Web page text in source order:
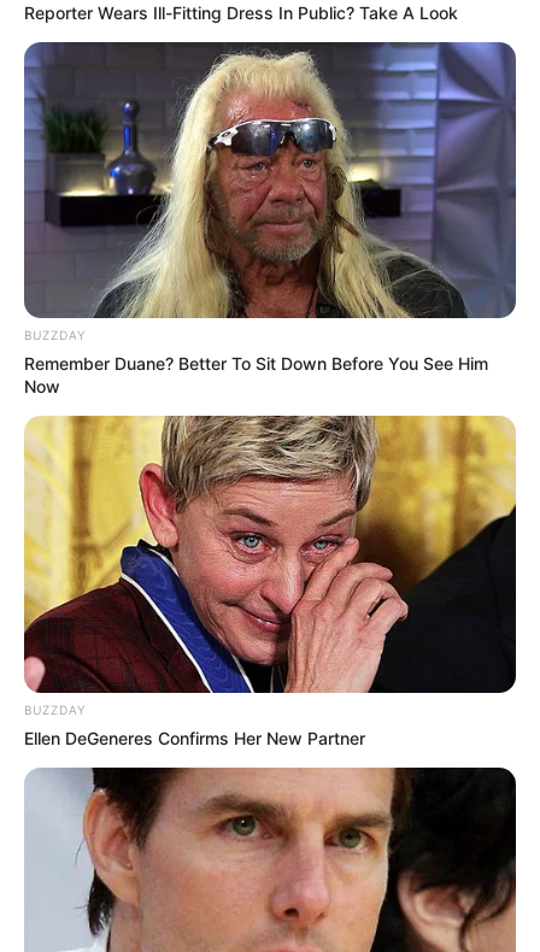
10 Universitas Terbaik di
Surabaya, Jadi Incaran
Calon Mahasiswa
Sejarah Bataviasche
Nouvelles, Koran Pertama
yang Terbit di Indonesia
Sejarah Terbentuknya
Taliban, Kini Kembali
Menguasai Afghanistan
Mengenal Barbarossa,
Pelaut Muslim yang
Dicitrakan Negatif oleh
Dunia Barat
Reporter Wears Ill-Fitting Dress In Public? Take A Look
BUZZDAY
Remember Duane? Better To Sit Down Before You See Him
Now
BUZZDAY
Ellen DeGeneres Confirms Her New Partner